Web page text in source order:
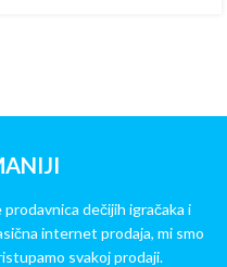
dečijih igračaka i
internet prodaja, mi smo
svakoj prodaji.